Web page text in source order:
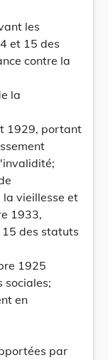
les
et 15 des
contre la
la
1929, portant
vieillesse et
1933,
des statuts
1925
sociales;
en
par